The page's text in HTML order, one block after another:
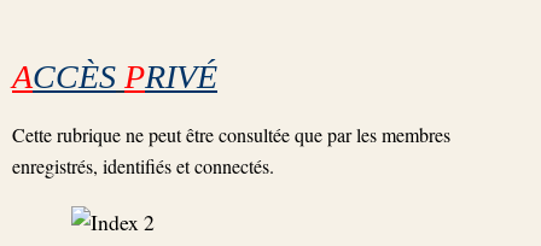
ACCÈS PRIVÉ
Cette rubrique ne peut être consultée que par les membres
enregistrés, identifiés et connectés.